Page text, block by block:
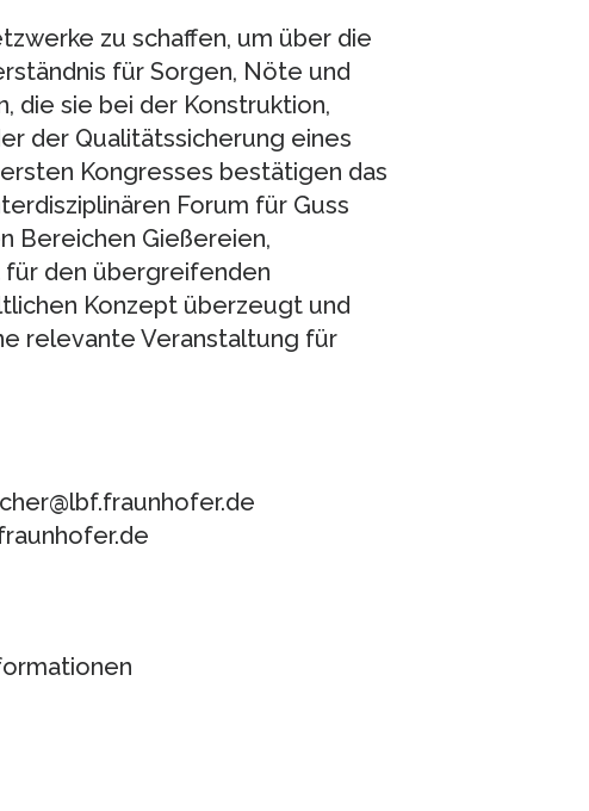
zu schaffen, um über die
für Sorgen, Nöte und
die sie bei der Konstruktion,
der Qualitätssicherung eines
Kongresses bestätigen das
Forum für Guss
Bereichen Gießereien,
für den übergreifenden
Konzept überzeugt und
relevante Veranstaltung für